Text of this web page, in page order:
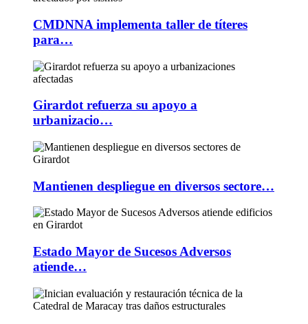
CMDNNA implementa taller de títeres
para…
Girardot refuerza su apoyo a
urbanizacio…
Mantienen despliegue en diversos sectore…
Estado Mayor de Sucesos Adversos
atiende…